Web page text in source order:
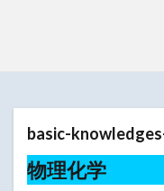
basic-
物理化学